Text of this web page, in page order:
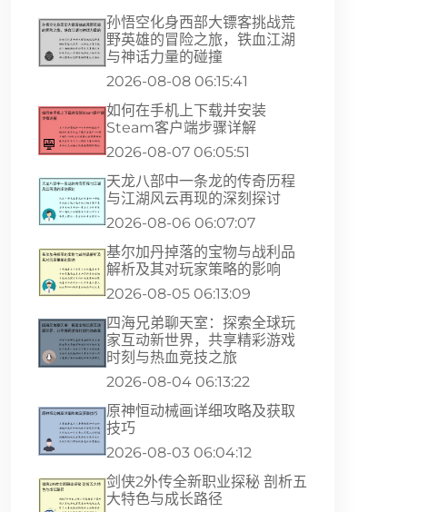
孙悟空化身西部大镖客挑战荒
野英雄的冒险之旅，铁血江湖
与神话力量的碰撞
2026-08-08 06:15:41
如何在手机上下载并安装
Steam客户端步骤详解
2026-08-07 06:05:51
天龙八部中一条龙的传奇历程
与江湖风云再现的深刻探讨
2026-08-06 06:07:07
基尔加丹掉落的宝物与战利品
解析及其对玩家策略的影响
2026-08-05 06:13:09
四海兄弟聊天室：探索全球玩
家互动新世界，共享精彩游戏
时刻与热血竞技之旅
2026-08-04 06:13:22
原神恒动械画详细攻略及获取
技巧
2026-08-03 06:04:12
剑侠2外传全新职业探秘 剖析五
大特色与成长路径